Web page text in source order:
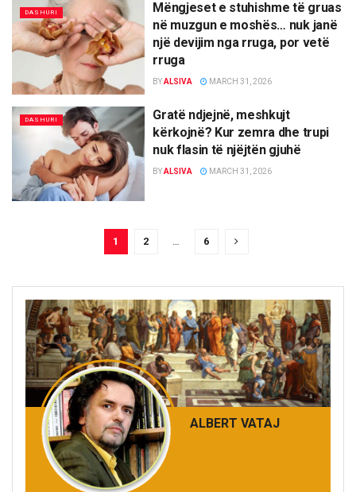
DASHURI
Mëngjeset e stuhishme të gruas
në muzgun e moshës… nuk janë
një devijim nga rruga, por vetë
rruga
BYALSIVA MARCH 31, 2026
DASHURI
Gratë ndjejnë, meshkujt
kërkojnë? Kur zemra dhe trupi
nuk flasin të njëjtën gjuhë
BYALSIVA MARCH 31, 2026
1 2 … 6
ALBERT VATAJ